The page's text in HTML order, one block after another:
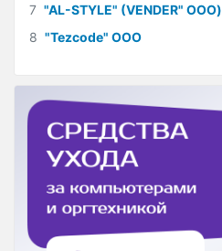
7 "AL-STYLE" (VENDER" ООО)
8 "Tezcode" ООО